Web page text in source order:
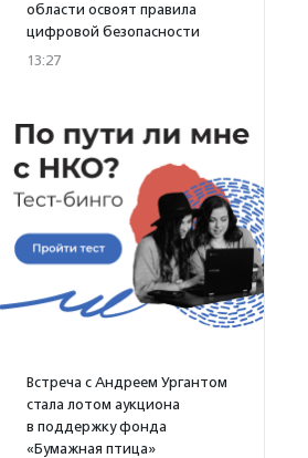
области освоят правила
цифровой безопасности
13:27
Встреча с Андреем Ургантом
стала лотом аукциона
в поддержку фонда
«Бумажная птица»